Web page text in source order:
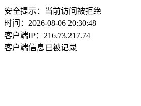
安全提示：当前访问被拒绝
时间：2026-08-06 20:30:48
客户端IP：216.73.217.74
客户端信息已被记录